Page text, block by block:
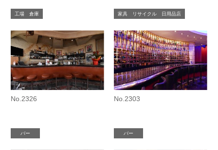
工場 倉庫 家具 リサイクル 日用品店
No.2326
バー
No.2303
バー